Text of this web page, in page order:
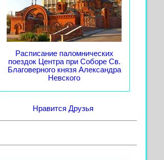
Расписание паломнических
поездок Центра при Соборе Св.
Благоверного князя Александра
Невского
Нравится Друзья